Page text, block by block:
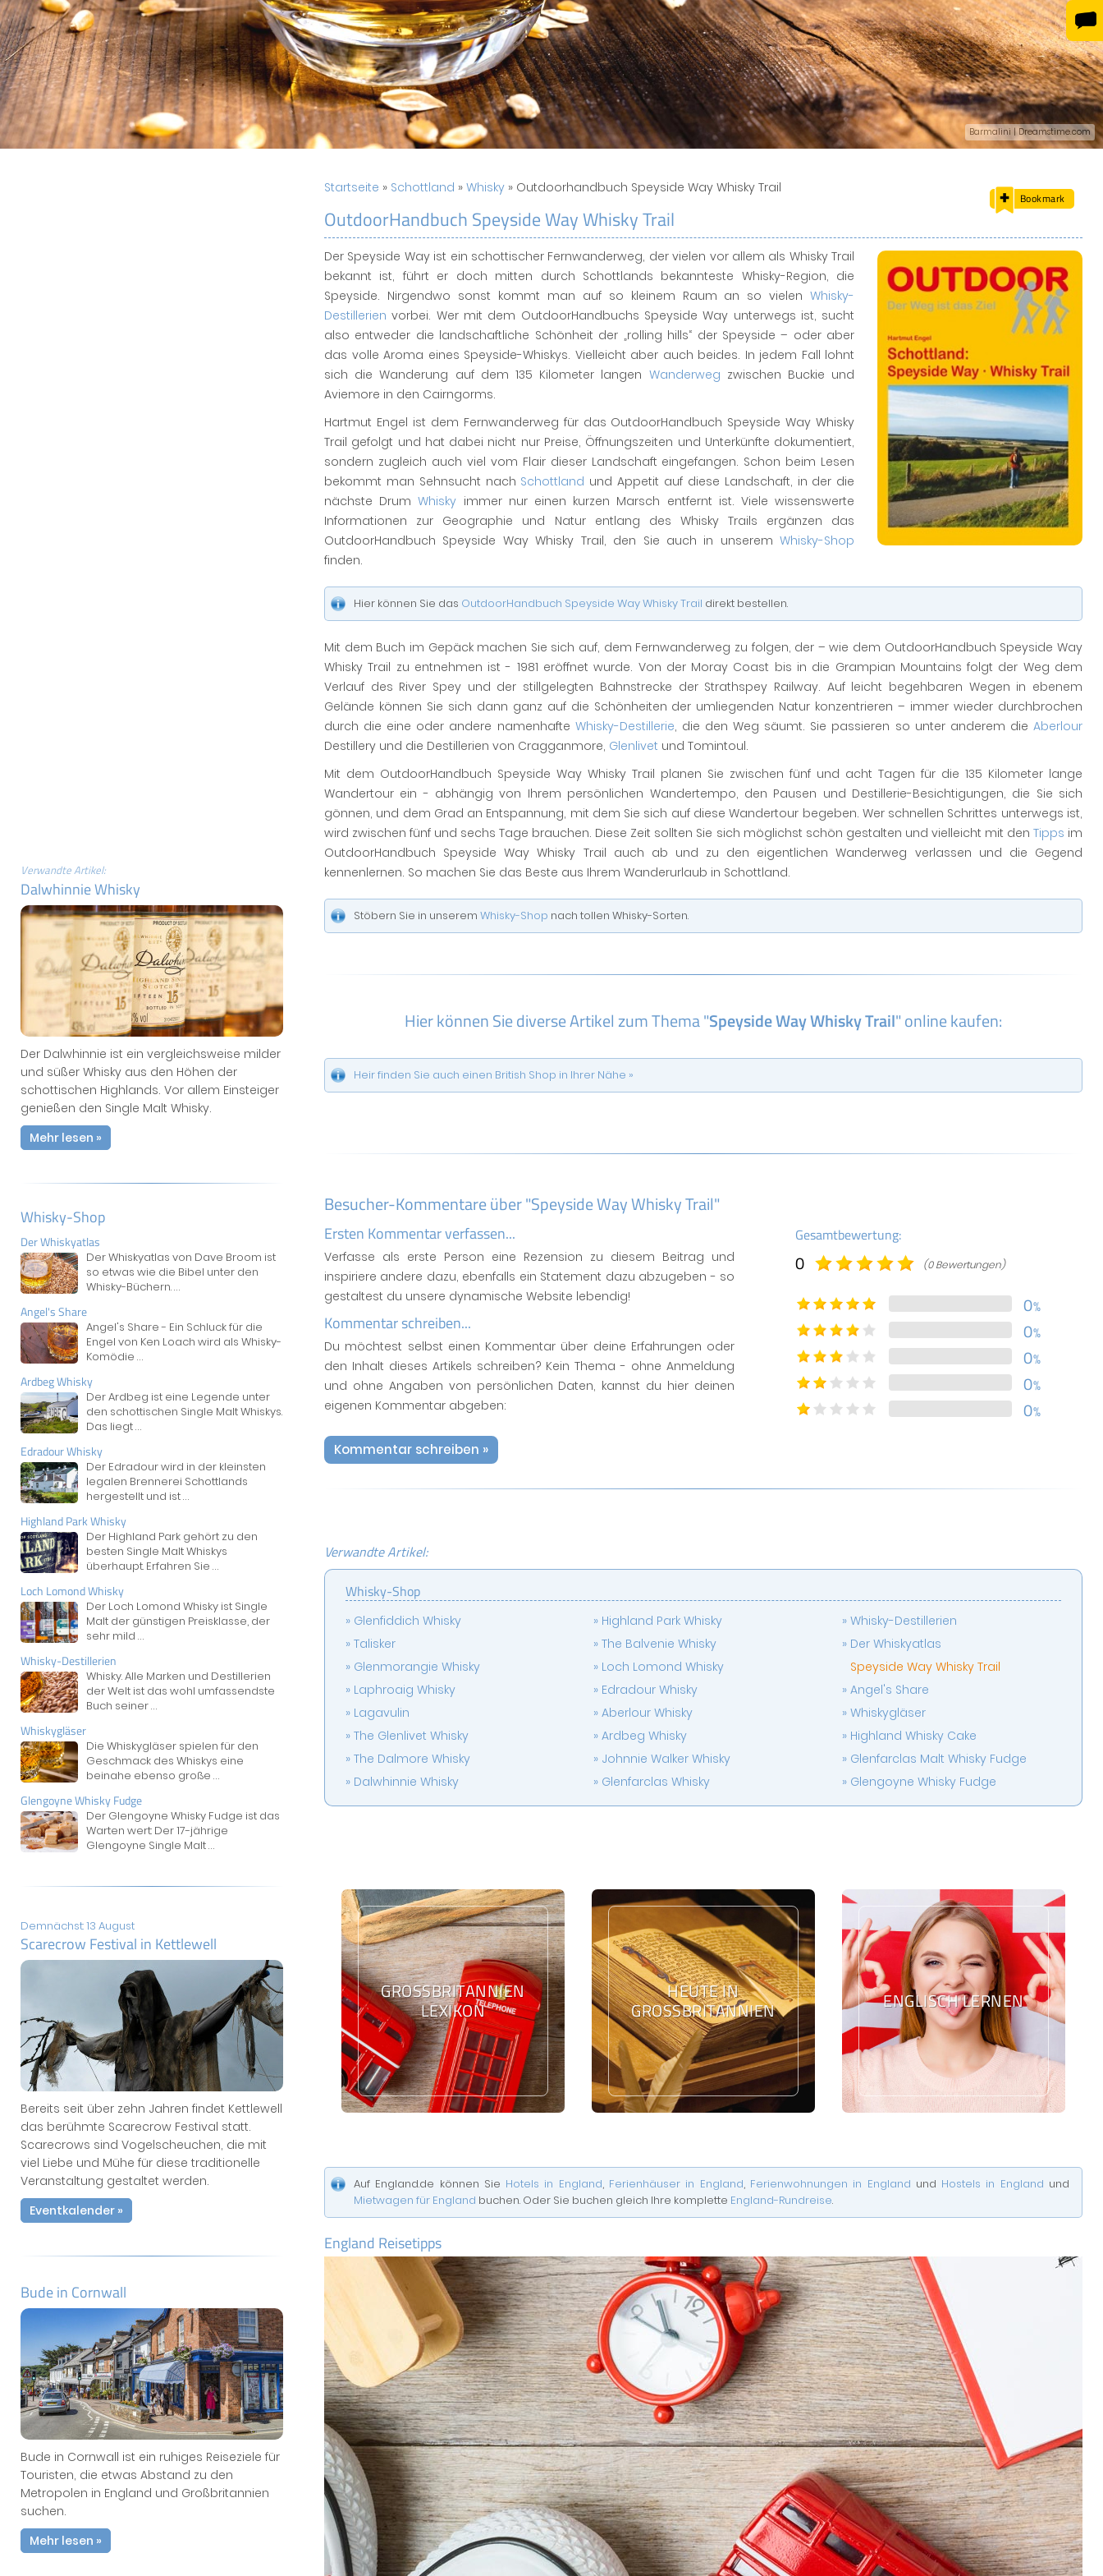
Barmalini | Dreamstime.com
Bookmark
Verwandte Artikel:
Dalwhinnie Whisky
Der Dalwhinnie ist ein vergleichsweise milder
und süßer Whisky aus den Höhen der
schottischen Highlands. Vor allem Einsteiger
genießen den Single Malt Whisky.
Mehr lesen »
Whisky-Shop
Der Whiskyatlas
Der Whiskyatlas von Dave Broom ist
so etwas wie die Bibel unter den
Whisky-Büchern....
Angel's Share
Angel's Share - Ein Schluck für die
Engel von Ken Loach wird als Whisky-
Komödie ...
Ardbeg Whisky
Der Ardbeg ist eine Legende unter
den schottischen Single Malt Whiskys.
Das liegt...
Edradour Whisky
Der Edradour wird in der kleinsten
legalen Brennerei Schottlands
hergestellt und ist...
Highland Park Whisky
Der Highland Park gehört zu den
besten Single Malt Whiskys
überhaupt. Erfahren Sie ...
Loch Lomond Whisky
Der Loch Lomond Whisky ist Single
Malt der günstigen Preisklasse, der
sehr mild ...
Whisky-Destillerien
Whisky. Alle Marken und Destillerien
der Welt ist das wohl umfassendste
Buch seiner...
Whiskygläser
Die Whiskygläser spielen für den
Geschmack des Whiskys eine
beinahe ebenso große ...
Glengoyne Whisky Fudge
Der Glengoyne Whisky Fudge ist das
Warten wert: Der 17-jährige
Glengoyne Single Malt...
Demnächst: 13 August
Scarecrow Festival in Kettlewell
Bereits seit über zehn Jahren findet Kettlewell
das berühmte Scarecrow Festival statt.
Scarecrows sind Vogelscheuchen, die mit
viel Liebe und Mühe für diese traditionelle
Veranstaltung gestaltet werden.
Eventkalender »
Bude in Cornwall
Bude in Cornwall ist ein ruhiges Reiseziele für
Touristen, die etwas Abstand zu den
Metropolen in England und Großbritannien
suchen.
Mehr lesen »
Startseite » Schottland » Whisky » Outdoorhandbuch Speyside Way Whisky Trail
OutdoorHandbuch Speyside Way Whisky Trail
Der Speyside Way ist ein schottischer Fernwanderweg, der vielen vor allem als Whisky Trail
bekannt ist, führt er doch mitten durch Schottlands bekannteste Whisky-Region, die
Speyside. Nirgendwo sonst kommt man auf so kleinem Raum an so vielenWhisky-
Destillerien vorbei. Wer mit dem OutdoorHandbuchs Speyside Way unterwegs ist, sucht
also entweder die landschaftliche Schönheit der „rolling hills“ der Speyside – oder aber
das volle Aroma eines Speyside-Whiskys. Vielleicht aber auch beides. In jedem Fall lohnt
sich die Wanderung auf dem 135 Kilometer langen Wanderweg zwischen Buckie und
Aviemore in den Cairngorms.
Hartmut Engel ist dem Fernwanderweg für das OutdoorHandbuch Speyside Way Whisky
Trail gefolgt und hat dabei nicht nur Preise, Öffnungszeiten und Unterkünfte dokumentiert,
sondern zugleich auch viel vom Flair dieser Landschaft eingefangen. Schon beim Lesen
bekommt man Sehnsucht nach Schottland und Appetit auf diese Landschaft, in der die
nächste DrumWhisky immer nur einen kurzen Marsch entfernt ist. Viele wissenswerte
Informationen zur Geographie und Natur entlang des Whisky Trails ergänzen das
OutdoorHandbuch Speyside Way Whisky Trail, den Sie auch in unseremWhisky-Shop
finden.
Hier können Sie das OutdoorHandbuch Speyside Way Whisky Trail direkt bestellen.
Mit dem Buch im Gepäck machen Sie sich auf, dem Fernwanderweg zu folgen, der – wie dem OutdoorHandbuch Speyside Way
Whisky Trail zu entnehmen ist - 1981 eröffnet wurde. Von der Moray Coast bis in die Grampian Mountains folgt der Weg dem
Verlauf des River Spey und der stillgelegten Bahnstrecke der Strathspey Railway. Auf leicht begehbaren Wegen in ebenem
Gelände können Sie sich dann ganz auf die Schönheiten der umliegenden Natur konzentrieren – immer wieder durchbrochen
durch die eine oder andere namenhafte Whisky-Destillerie, die den Weg säumt. Sie passieren so unter anderem dieAberlour
Destillery und die Destillerien von Cragganmore, Glenlivet und Tomintoul.
Mit dem OutdoorHandbuch Speyside Way Whisky Trail planen Sie zwischen fünf und acht Tagen für die 135 Kilometer lange
Wandertour ein - abhängig von Ihrem persönlichen Wandertempo, den Pausen und Destillerie-Besichtigungen, die Sie sich
gönnen, und dem Grad an Entspannung, mit dem Sie sich auf diese Wandertour begeben. Wer schnellen Schrittes unterwegs ist,
wird zwischen fünf und sechs Tage brauchen. Diese Zeit sollten Sie sich möglichst schön gestalten und vielleicht mit den Tipps im
OutdoorHandbuch Speyside Way Whisky Trail auch ab und zu den eigentlichen Wanderweg verlassen und die Gegend
kennenlernen. So machen Sie das Beste aus Ihrem Wanderurlaub in Schottland.
Stöbern Sie in unserem Whisky-Shop nach tollen Whisky-Sorten.
Hier können Sie diverse Artikel zum Thema "Speyside Way Whisky Trail" online kaufen:
Heir finden Sie auch einen British Shop in Ihrer Nähe »
Besucher-Kommentare über "Speyside Way Whisky Trail"
Gesamtbewertung:
0 (0 Bewertungen)
0%
0%
0%
0%
0%
Ersten Kommentar verfassen...
Verfasse als erste Person eine Rezension zu diesem Beitrag und
inspiriere andere dazu, ebenfalls ein Statement dazu abzugeben - so
gestaltest du unsere dynamische Website lebendig!
Kommentar schreiben...
Du möchtest selbst einen Kommentar über deine Erfahrungen oder
den Inhalt dieses Artikels schreiben? Kein Thema - ohne Anmeldung
und ohne Angaben von persönlichen Daten, kannst du hier deinen
eigenen Kommentar abgeben:
Kommentar schreiben »
Verwandte Artikel:
Whisky-Shop
Glenfiddich Whisky
Talisker
Glenmorangie Whisky
Laphroaig Whisky
Lagavulin
The Glenlivet Whisky
The Dalmore Whisky
Dalwhinnie Whisky
Highland Park Whisky
The Balvenie Whisky
Loch Lomond Whisky
Edradour Whisky
Aberlour Whisky
Ardbeg Whisky
Johnnie Walker Whisky
Glenfarclas Whisky
Whisky-Destillerien
Der Whiskyatlas
Speyside Way Whisky Trail
Angel's Share
Whiskygläser
Highland Whisky Cake
Glenfarclas Malt Whisky Fudge
Glengoyne Whisky Fudge
GROSSBRITANNIEN L
EXIKON
HEUTE IN
GROSSBRITANNIEN ENGLISCH LERNEN
Auf England.de können Sie Hotels in England, Ferienhäuser in England, Ferienwohnungen in England und Hostels in England und
Mietwagen für England buchen. Oder Sie buchen gleich Ihre komplette England-Rundreise.
England Reisetipps